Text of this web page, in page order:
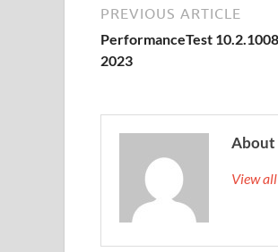
PREVIOUS ARTICLE
PerformanceTest
2023
About
View